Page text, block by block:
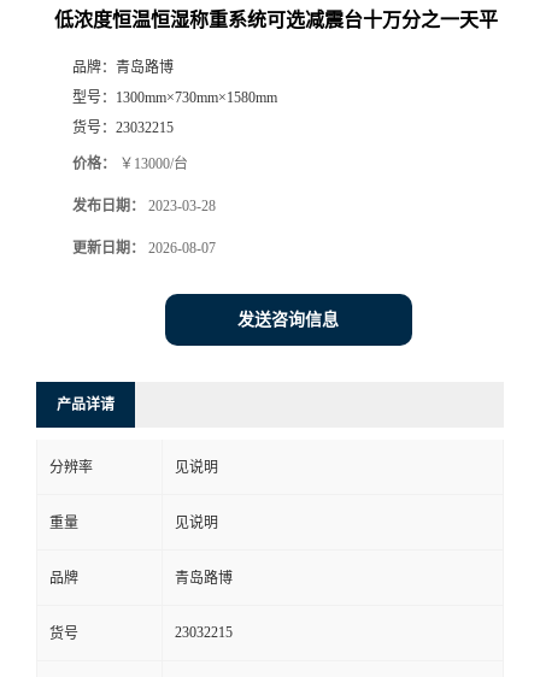
厅
方
式
在
线
低浓度恒温恒湿称重系统可选减震台十万分之一天平
品牌： 青岛路博
型号： 1300mm×730mm×1580mm
货号： 23032215
价格： ￥13000/台
发布日期： 2023-03-28
更新日期： 2026-08-07
发送咨询信息
产品详请
分辨率 见说明
重量 见说明
品牌 青岛路博
货号 23032215